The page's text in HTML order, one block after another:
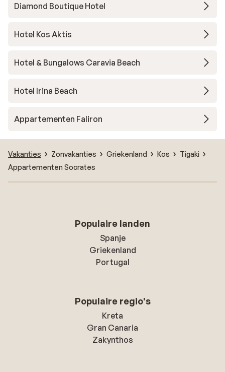
Diamond Boutique Hotel
Hotel Kos Aktis
Hotel & Bungalows Caravia Beach
Hotel Irina Beach
Appartementen Faliron
Vakanties Zonvakanties Griekenland Kos
Tigaki
Appartementen Socrates
Populaire landen
Spanje
Griekenland
Portugal
Populaire regio's
Kreta
Gran Canaria
Zakynthos